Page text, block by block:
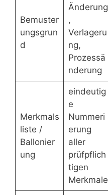
Bemuster
ungsgrun
d
Änderung
,
Verlageru
ng,
Prozessä
nderung
Merkmals
liste /
Ballonier
ung
eindeutig
e
Nummeri
erung
aller
prüfpflich
tigen
Merkmale